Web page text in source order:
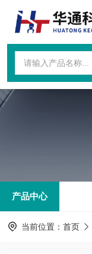
产品中心
当前位置： 首页